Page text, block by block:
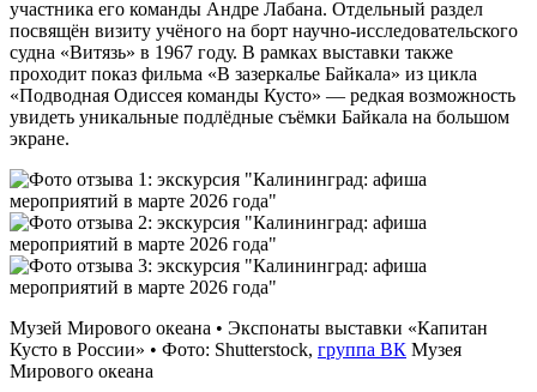
участника его команды Андре Лабана. Отдельный раздел
посвящён визиту учёного на борт научно-исследовательского
судна «Витязь» в 1967 году. В рамках выставки также
проходит показ фильма «В зазеркалье Байкала» из цикла
«Подводная Одиссея команды Кусто» — редкая возможность
увидеть уникальные подлёдные съёмки Байкала на большом
экране.
Музей Мирового океана • Экспонаты выставки «Капитан
Кусто в России» • Фото: Shutterstock, группа ВК Музея
Мирового океана